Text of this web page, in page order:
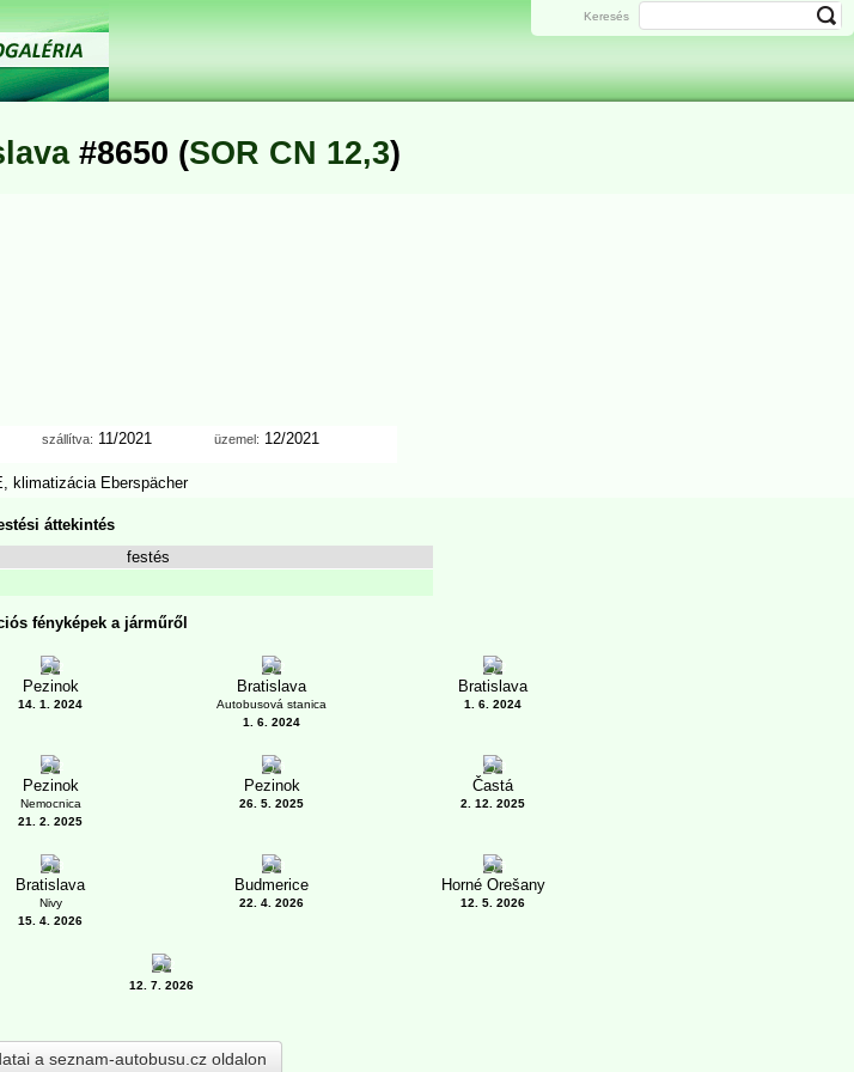
#8650 (SOR CN 12,3)
szállítva: 11/2021 üzemel: 12/2021
klimatizácia Eberspächer
áttekintés
festés
fényképek a járműről
2
Pezinok
14. 1. 2024
2
Bratislava
Autobusová stanica
1. 6. 2024
2
Bratislava
1. 6. 2024
2
Pezinok
Nemocnica
21. 2. 2025
6
Pezinok
26. 5. 2025
3
Častá
2. 12. 2025
3
Bratislava
Nivy
15. 4. 2026
3
Budmerice
22. 4. 2026
5
Horné Orešany
12. 5. 2026
2
12. 7. 2026
a seznam-autobusu.cz oldalon
Keresés